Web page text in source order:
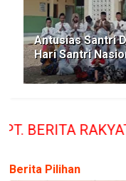
Antusias Santri
Hari Santri
Berita Pilihan